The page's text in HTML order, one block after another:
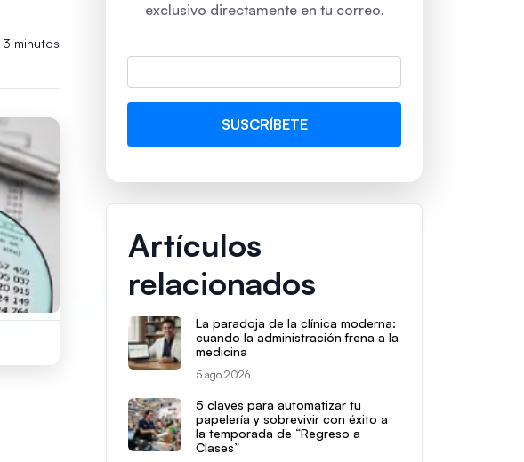
3 minutos
exclusivo directamente en tu correo.
Artículos
relacionados
La paradoja de la clínica moderna:
cuando la administración frena a la
medicina
5 ago 2026
5 claves para automatizar tu
papelería y sobrevivir con éxito a
la temporada de “Regreso a
Clases”